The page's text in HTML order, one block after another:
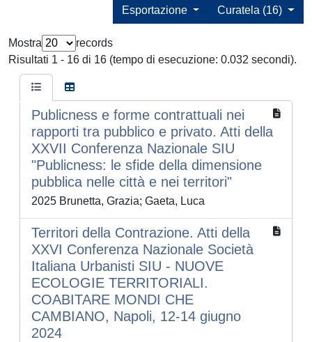
Curatela (16)
Esportazione
Mostra
records
Risultati 1 - 16 di 16 (tempo di esecuzione: 0.032 secondi).
Publicness e forme contrattuali nei
rapporti tra pubblico e privato. Atti della
XXVII Conferenza Nazionale SIU
"Publicness: le sfide della dimensione
pubblica nelle città e nei territori"
2025 Brunetta, Grazia; Gaeta, Luca
Territori della Contrazione. Atti della
XXVI Conferenza Nazionale Società
Italiana Urbanisti SIU - NUOVE
ECOLOGIE TERRITORIALI.
COABITARE MONDI CHE
CAMBIANO, Napoli, 12-14 giugno
2024